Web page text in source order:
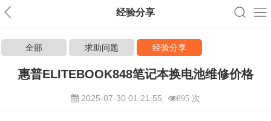
经验分享
全部 求助问题 经验分享
惠普ELITEBOOK848笔记本换电池维修价格
2025-07-30 01:21:55 895 次